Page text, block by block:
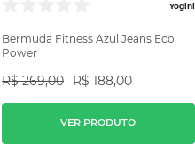
Yogini
Bermuda Fitness Azul Jeans Eco
Power
R$ 269,00 R$ 188,00
VER PRODUTO